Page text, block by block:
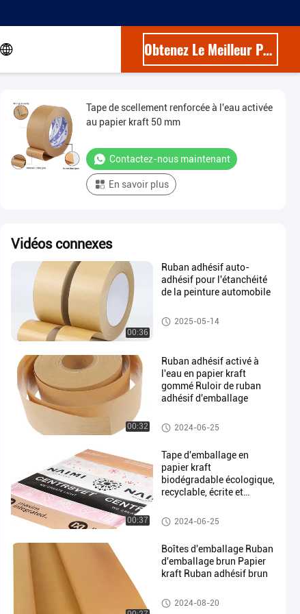
Obtenez Le Meilleur Prix
Tape de scellement renforcée à l'eau activée
au papier kraft 50 mm
Contactez-nous maintenant
En savoir plus
Vidéos connexes
00:36
Ruban adhésif auto-
adhésif pour l'étanchéité
de la peinture automobile
Papier d'emballage de bande
paerforée
2025-05-14
00:32
Ruban adhésif activé à
l'eau en papier kraft
gommé Ruloir de ruban
adhésif d'emballage
Papier d'emballage de bande
paerforée
2024-06-25
00:37
Tape d'emballage en
papier kraft
biodégradable écologique,
recyclable, écrite et
l'étanchéité
Papier d'emballage de bande
paerforée
2024-06-25
Boîtes d'emballage Ruban
d'emballage brun Papier
kraft Ruban adhésif brun
Papier d'emballage de bande
paerforée
2024-08-20